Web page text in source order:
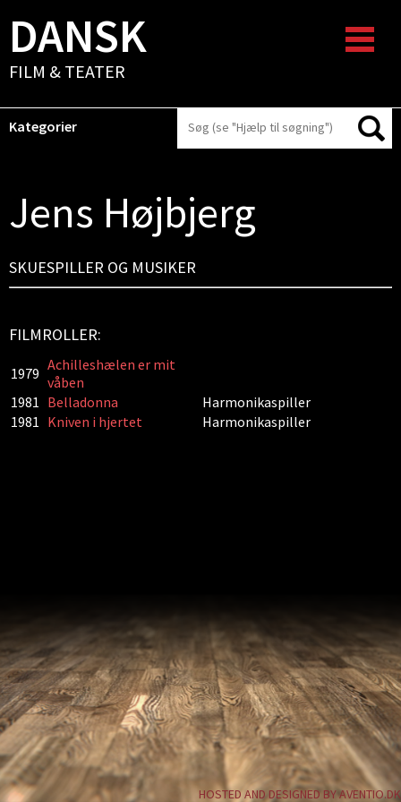
DANSK
FILM & TEATER
Kategorier
Jens Højbjerg
SKUESPILLER OG MUSIKER
FILMROLLER:
1979 Achilleshælen er mit
våben
1981 Belladonna
Harmonikaspiller
1981 Kniven i hjertet Harmonikaspiller
HOSTED AND DESIGNED BY AVENTIO.DK